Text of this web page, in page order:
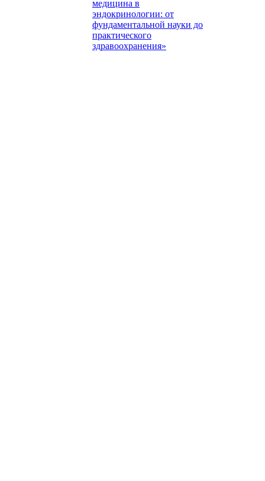
медицина в
эндокринологии: от
фундаментальной науки до
практического
здравоохранения»